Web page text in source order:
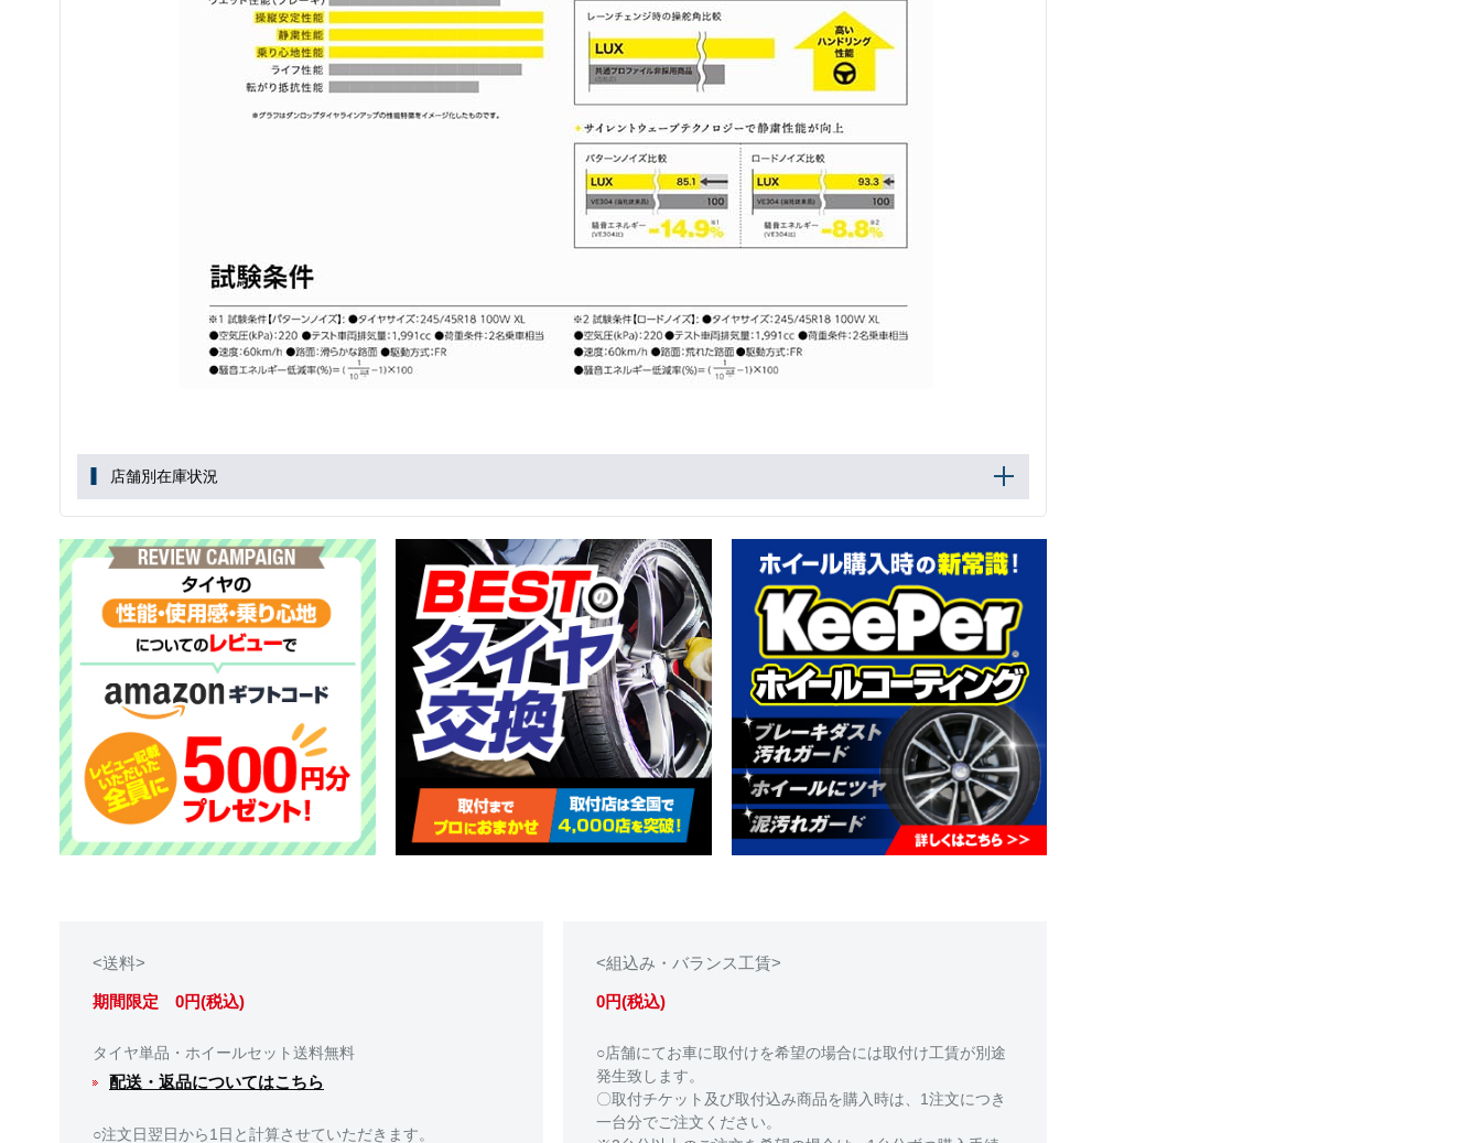
店舗別在庫状況
<送料>
期間限定 0円(税込)
タイヤ単品・ホイールセット送料無料
配送・返品についてはこちら
○注文日翌日から1日と計算させていただきます。
<組込み・バランス工賃>
0円(税込)
○店舗にてお車に取付けを希望の場合には取付け工賃が別途
発生致します。
〇取付チケット及び取付込み商品を購入時は、1注文につき
一台分でご注文ください。